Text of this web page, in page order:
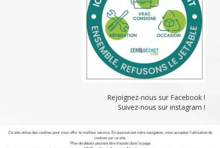
Rejoignez-nous sur Facebook !
Suivez-nous sur instagram !
Ce site utilise des cookies pour vous offrir le meilleur service. En poursuivant votre navigation, vous acceptez l’utilisation de
cookies sur ce site.
Plus de détails peuvent être trouvés dans la page